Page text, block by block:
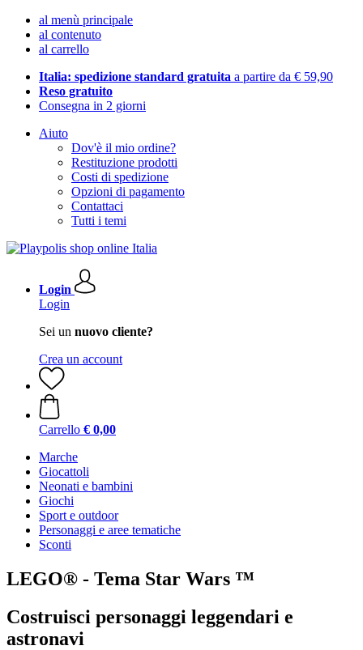
al menù principale
al contenuto
al carrello
Italia: spedizione standard gratuita a partire da € 59,90
Reso gratuito
Consegna in 2 giorni
Aiuto
Dov'è il mio ordine?
Restituzione prodotti
Costi di spedizione
Opzioni di pagamento
Contattaci
Tutti i temi
Login
Login
Sei un nuovo cliente?
Crea un account
Carrello € 0,00
Marche
Giocattoli
Neonati e bambini
Giochi
Sport e outdoor
Personaggi e aree tematiche
Sconti
LEGO® - Tema Star Wars ™
Costruisci personaggi leggendari e
astronavi